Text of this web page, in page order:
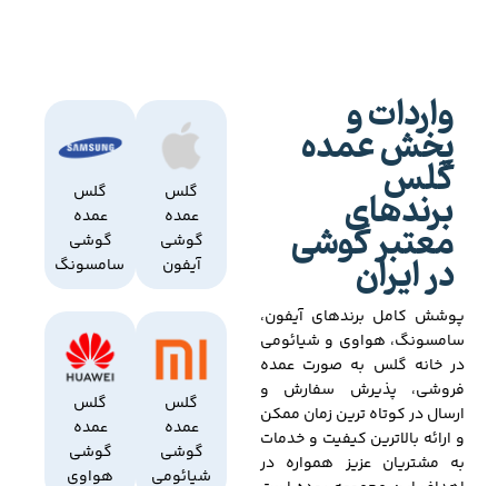
واردات و
پخش عمده
گلس
برندهای
معتبر گوشی
در ایران
پوشش کامل برندهای آیفون،
سامسونگ، هواوی و شیائومی
در خانه گلس به صورت عمده
فروشی، پذیرش سفارش و
ارسال در کوتاه ترین زمان ممکن
و ارائه بالاترین کیفیت و خدمات
به مشتریان عزیز همواره در
گلس
عمده
گوشی
آیفون
گلس
عمده
گوشی
سامسونگ
گلس
عمده
گوشی
شیائومی
گلس
عمده
گوشی
هواوی